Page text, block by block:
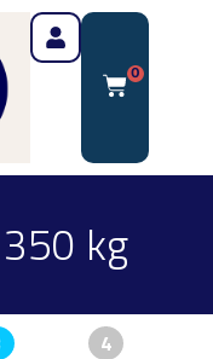
0
kg
4